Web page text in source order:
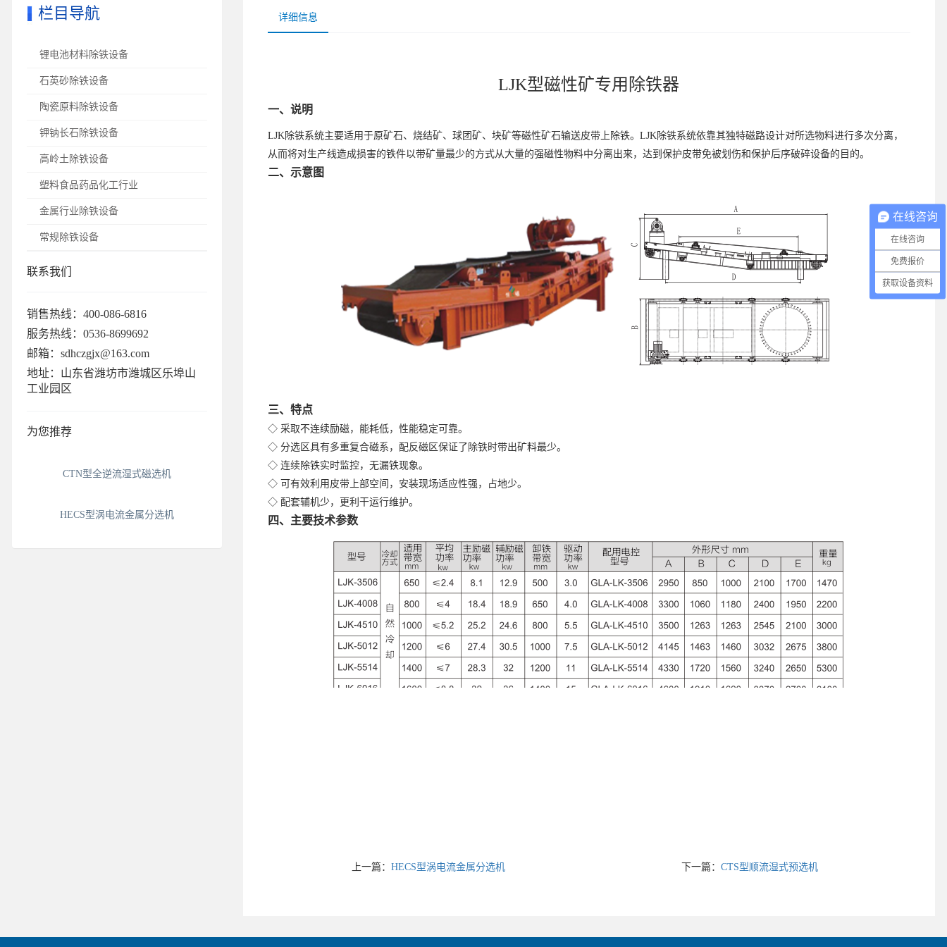
详细信息
LJK型磁性矿专用除铁器
一、说明
LJK除铁系统主要适用于原矿石、烧结矿、球团矿、块矿等磁性矿石输送皮带上除铁。LJK除铁系统依靠其独特磁路设计对所选物料进行多次分离，
从而将对生产线造成损害的铁件以带矿量最少的方式从大量的强磁性物料中分离出来，达到保护皮带免被划伤和保护后序破碎设备的目的。
二、示意图
三、特点
◇ 采取不连续励磁，能耗低，性能稳定可靠。
◇ 分选区具有多重复合磁系，配反磁区保证了除铁时带出矿料最少。
◇ 连续除铁实时监控，无漏铁现象。
◇ 可有效利用皮带上部空间，安装现场适应性强，占地少。
◇ 配套辅机少，更利干运行维护。
四、主要技术参数
上一篇： HECS型涡电流金属分选机 下一篇： CTS型顺流湿式预选机
栏目导航
锂电池材料除铁设备
石英砂除铁设备
陶瓷原料除铁设备
钾钠长石除铁设备
高岭土除铁设备
塑料食品药品化工行业
金属行业除铁设备
常规除铁设备
联系我们
销售热线：400-086-6816
服务热线：0536-8699692
邮箱：sdhczgjx@163.com
地址：山东省潍坊市潍城区乐埠山
工业园区
为您推荐
CTN型全逆流湿式磁选机
HECS型涡电流金属分选机
在线咨询
在线咨询
免费报价
获取设备资料